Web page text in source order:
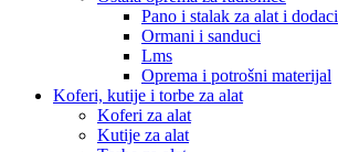
Pano i stalak za alat i dodaci
Ormani i sanduci
Lms
Oprema i potrošni materijal
Koferi, kutije i torbe za alat
Koferi za alat
Kutije za alat